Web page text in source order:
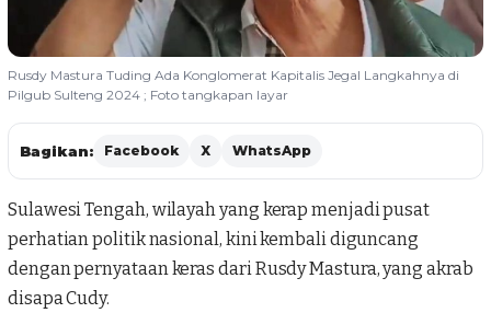
Rusdy Mastura Tuding Ada Konglomerat Kapitalis Jegal Langkahnya di
Pilgub Sulteng 2024 ; Foto tangkapan layar
Bagikan: Facebook X WhatsApp
Sulawesi Tengah, wilayah yang kerap menjadi pusat
perhatian politik nasional, kini kembali diguncang
dengan pernyataan keras dari Rusdy Mastura, yang akrab
disapa Cudy.